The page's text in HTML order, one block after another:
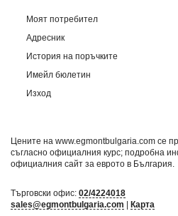
Моят потребител
Адресник
История на поръчките
Имейл бюлетин
Изход
Цените на www.egmontbulgaria.com се
съгласно официалния курс; подробна
официалния сайт за еврото в България
Търговски офис: 02/4224018
sales@egmontbulgaria.com
Карта